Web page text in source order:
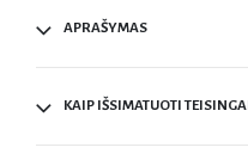
APRAŠYMAS
KAIP IŠSIMATUOTI TEISINGAI